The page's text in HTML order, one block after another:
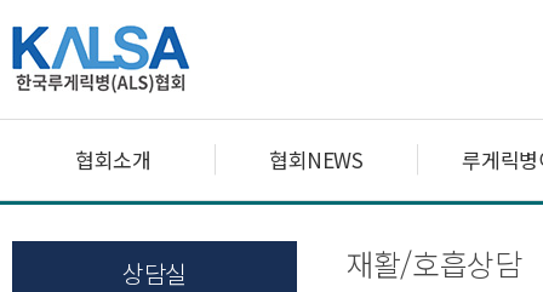
협회소개 협회NEWS 루게릭
상담실 재활/호흡상담